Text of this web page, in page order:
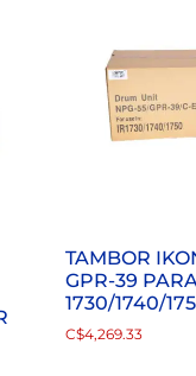
TAMBOR
GPR-39
1730/1740/
C$4,269.33